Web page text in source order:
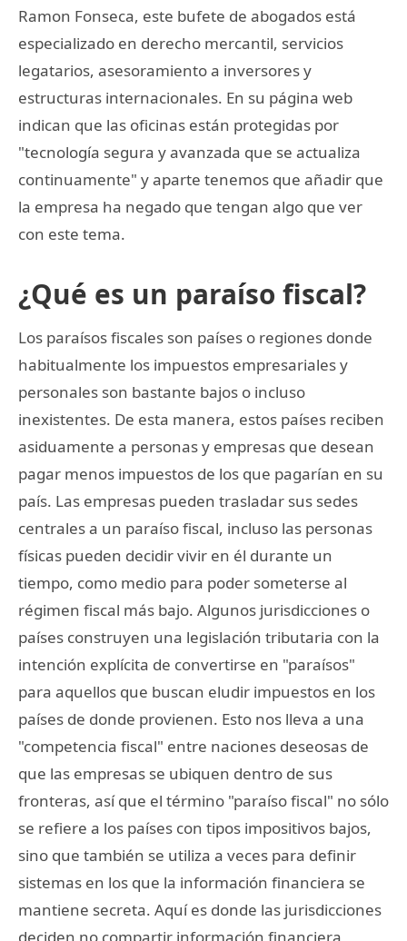
Ramon Fonseca, este bufete de abogados está
especializado en derecho mercantil, servicios
legatarios, asesoramiento a inversores y
estructuras internacionales. En su página web
indican que las oficinas están protegidas por
"tecnología segura y avanzada que se actualiza
continuamente" y aparte tenemos que añadir que
la empresa ha negado que tengan algo que ver
con este tema.
¿Qué es un paraíso fiscal?
Los paraísos fiscales son países o regiones donde
habitualmente los impuestos empresariales y
personales son bastante bajos o incluso
inexistentes. De esta manera, estos países reciben
asiduamente a personas y empresas que desean
pagar menos impuestos de los que pagarían en su
país. Las empresas pueden trasladar sus sedes
centrales a un paraíso fiscal, incluso las personas
físicas pueden decidir vivir en él durante un
tiempo, como medio para poder someterse al
régimen fiscal más bajo. Algunos jurisdicciones o
países construyen una legislación tributaria con la
intención explícita de convertirse en "paraísos"
para aquellos que buscan eludir impuestos en los
países de donde provienen. Esto nos lleva a una
"competencia fiscal" entre naciones deseosas de
que las empresas se ubiquen dentro de sus
fronteras, así que el término "paraíso fiscal" no sólo
se refiere a los países con tipos impositivos bajos,
sino que también se utiliza a veces para definir
sistemas en los que la información financiera se
mantiene secreta. Aquí es donde las jurisdicciones
deciden no compartir información financiera